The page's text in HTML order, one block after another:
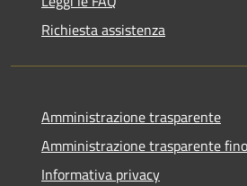
Richiesta assistenza
Amministrazione trasparente
Amministrazione trasparente
Informativa privacy